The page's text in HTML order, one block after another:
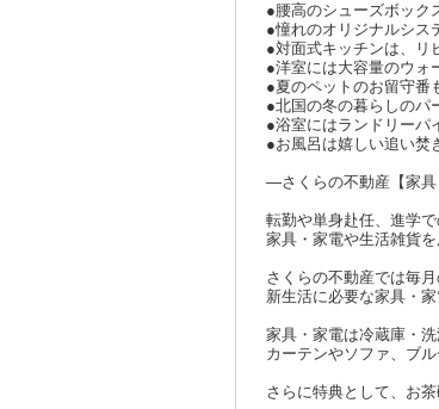
●腰高のシューズボック
●憧れのオリジナルシス
●対面式キッチンは、リ
●洋室には大容量のウォ
●夏のペットのお留守番
●北国の冬の暮らしのパ
●浴室にはランドリーパ
●お風呂は嬉しい追い焚
―さくらの不動産【家
転勤や単身赴任、進学で
家具・家電や生活雑貨を
さくらの不動産では毎
新生活に必要な家具・
家具・家電は冷蔵庫・
カーテンやソファ、ブ
さらに特典として、お